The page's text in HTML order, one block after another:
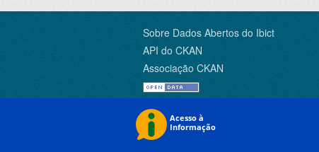
Sobre Dados Abertos do Ibict
API do CKAN
Associação CKAN